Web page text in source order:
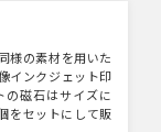
様の素材を用いた
インクジェット印
の磁石はサイズに
をセットにして販